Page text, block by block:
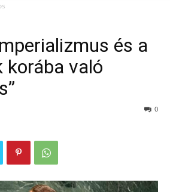
és a
korába való
0